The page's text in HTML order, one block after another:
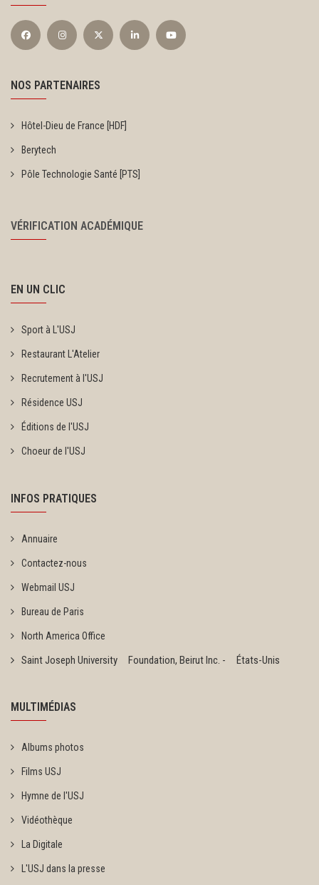
NOS PARTENAIRES
Hôtel-Dieu de France [HDF]
Berytech
Pôle Technologie Santé [PTS]
VÉRIFICATION ACADÉMIQUE
EN UN CLIC
Sport à L'USJ
Restaurant L'Atelier
Recrutement à l'USJ
Résidence USJ
Éditions de l'USJ
Choeur de l'USJ
INFOS PRATIQUES
Annuaire
Contactez-nous
Webmail USJ
Bureau de Paris
North America Office
Saint Joseph University Foundation, Beirut Inc. - États-Unis
MULTIMÉDIAS
Albums photos
Films USJ
Hymne de l'USJ
Vidéothèque
La Digitale
L'USJ dans la presse